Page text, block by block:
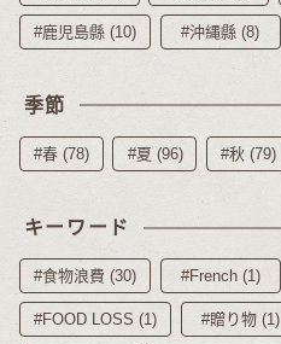
#鹿児島縣 (10) #沖縄縣 (8)
季節
#春 (78) #夏 (96) #秋 (79)
キーワード
#食物浪費 (30) #French (1)
#FOOD LOSS (1) #贈り物 (1)